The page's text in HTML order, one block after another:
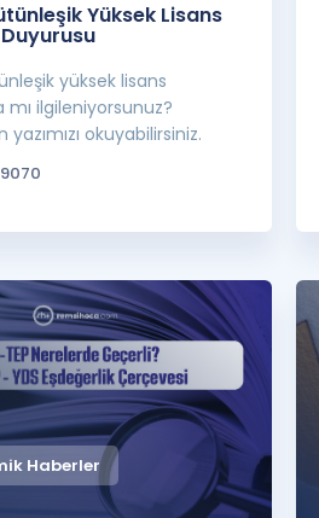
Yüksek Lisans
yüksek lisans
mı ilgileniyorsunuz?
okuyabilirsiniz.
9070
Haberler